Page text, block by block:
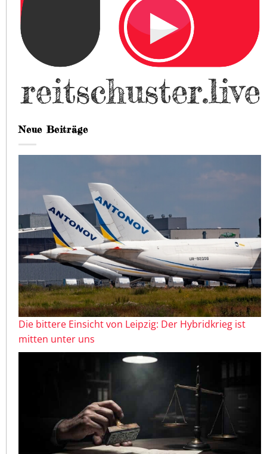
Neue Beiträge
Die bittere Einsicht von Leipzig: Der Hybridkrieg ist
mitten unter uns